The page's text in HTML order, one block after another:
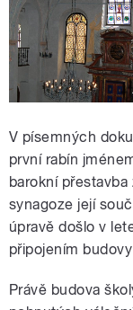
V písemných
první rabín
barokní
synagoze její
úpravě došlo v
připojením
Právě budova